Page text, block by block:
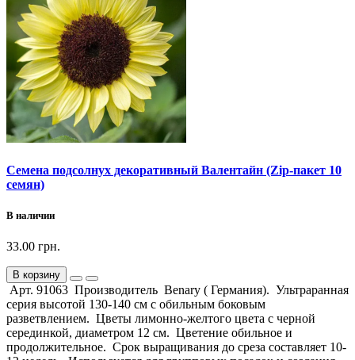
Семена подсолнух декоративный Валентайн (Zip-пакет 10
семян)
В наличии
33.00 грн.
В корзину
Арт. 91063 Производитель Benary ( Германия). Ультраранная
серия высотой 130-140 см с обильным боковым
разветвлением. Цветы лимонно-желтого цвета с черной
серединкой, диаметром 12 см. Цветение обильное и
продолжительное. Срок выращивания до среза составляет 10-